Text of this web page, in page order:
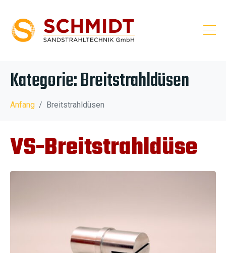
Kategorie:Breitstrahldüsen
Anfang Breitstrahldüsen
VS-Breitstrahldüse